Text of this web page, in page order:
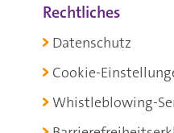
Rechtliches
Datenschutz
Cookie-
Whistleblowing-